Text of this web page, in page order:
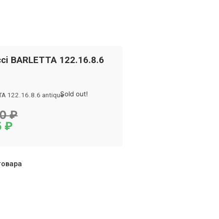
BARLETTA 122.16.8.6
122.16.8.6 antiqueSold out!
₽
₽